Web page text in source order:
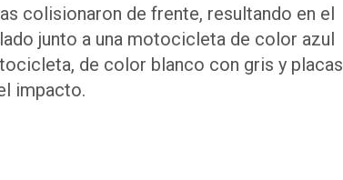
colisionaron de frente, resultando en el
junto a una motocicleta de color azul
de color blanco con gris y placas
impacto.